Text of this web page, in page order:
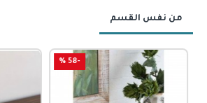
من نفس القسم